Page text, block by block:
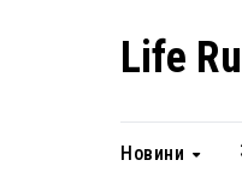
Life
Новини